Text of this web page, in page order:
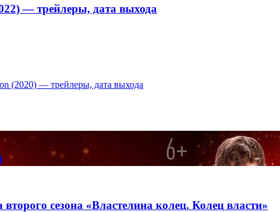
— трейлеры, дата выхода
(2020) — трейлеры, дата выхода
сезона «Властелина колец. Колец власти»